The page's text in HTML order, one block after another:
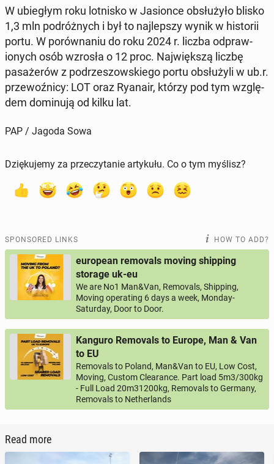
W ubiegłym roku lot­nisko w Ja­sionce ob­służyło blisko
1,3 mln po­dróżnych i był to na­jlep­szy wynik w his­torii
portu. W porów­na­niu do roku 2024 r. liczba odpraw­
ionych osób wzrosła o 12 proc. Na­jwięk­szą liczbę
pasażerów z po­drzes­zowskiego portu ob­służyli w ub.r.
prze­woźni­cy: LOT oraz Ryanair, którzy pod tym wzglę­
dem domin­u­ją od kilku lat.
PAP / Jagoda Sowa
Dziękujemy za przeczytanie artykułu. Co o tym myślisz?
SPONSORED LINKS HOW TO ADD?
european removals moving shipping
storage uk-eu
We are No1 Man&Van, Removals, Shipping,
Moving operating 6 days a week, Monday-
Saturday, Door to Door.
Kanguro Removals to Europe, Man & Van
to EU
Removals to Poland, Man&Van to EU, Low Cost,
Moving, Custom Clearance. Part load 5m3/300kg
- Full Load 20m31200kg, Removals to Germany,
Removals to Netherlands
Read more